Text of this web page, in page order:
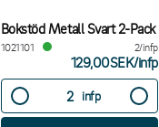
Bokstöd Metall Svart 2-Pack
1021101 2/infp
129,00SEK/infp
infp